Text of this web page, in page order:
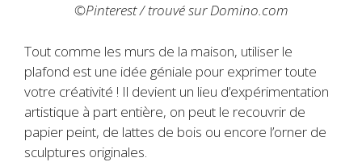
©Pinterest / trouvé sur Domino.com
Tout comme les murs de la maison, utiliser le
plafond est une idée géniale pour exprimer toute
votre créativité ! Il devient un lieu d’expérimentation
artistique à part entière, on peut le recouvrir de
papier peint, de lattes de bois ou encore l’orner de
sculptures originales.